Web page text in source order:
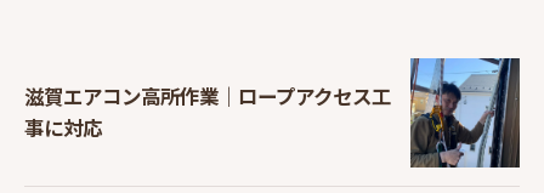
滋賀エアコン高所作業｜ロープアクセス工
事に対応